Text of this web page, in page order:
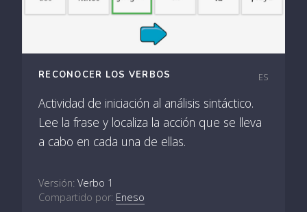
RECONOCER LOS VERBOS ES
Actividad de iniciación al análisis sintáctico.
Lee la frase y localiza la acción que se lleva
a cabo en cada una de ellas.
Versión: Verbo 1
Compartido por: Eneso